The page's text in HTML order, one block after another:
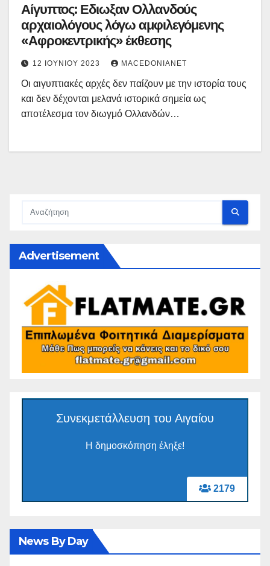
Αίγυπτος: Εδιωξαν Ολλανδούς
αρχαιολόγους λόγω αμφιλεγόμενης
«Αφροκεντρικής» έκθεσης
12 ΙΟΥΝΊΟΥ 2023 MACEDONIANET
Οι αιγυπτιακές αρχές δεν παίζουν με την ιστορία τους
και δεν δέχονται μελανά ιστορικά σημεία ως
αποτέλεσμα τον διωγμό Ολλανδών…
Advertisement
2179
Συνεκμετάλλευση του Αιγαίου
Η δημοσκόπηση έληξε!
News By Day